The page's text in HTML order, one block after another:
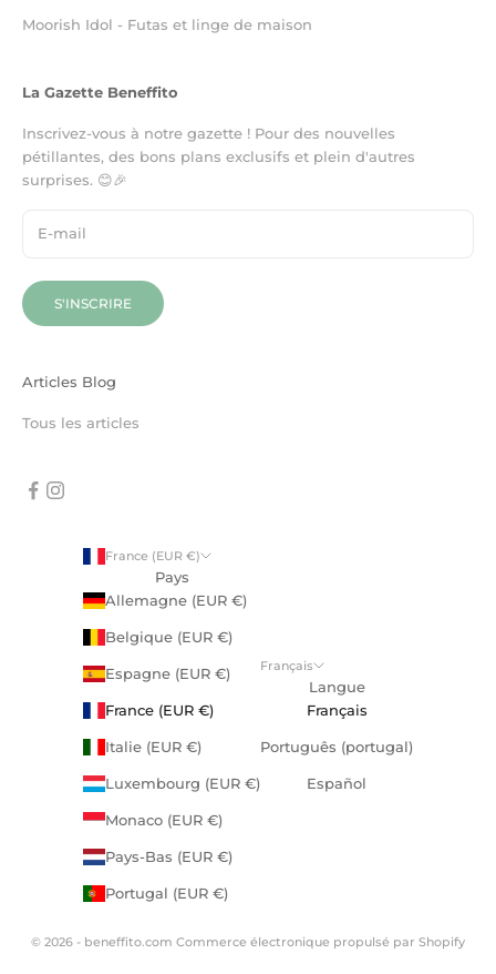
Moorish Idol - Futas et linge de maison
La Gazette Beneffito
Inscrivez-vous à notre gazette ! Pour des nouvelles
pétillantes, des bons plans exclusifs et plein d'autres
surprises. 😊🎉
S'INSCRIRE
Articles Blog
Tous les articles
France (EUR €)
Pays
Allemagne (EUR €)
Belgique (EUR €)
Espagne (EUR €)
France (EUR €)
Italie (EUR €)
Luxembourg (EUR €)
Monaco (EUR €)
Pays-Bas (EUR €)
Portugal (EUR €)
Français
Langue
Français
Português (portugal)
Español
© 2026 - beneffito.com Commerce électronique propulsé par Shopify